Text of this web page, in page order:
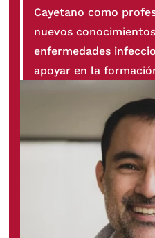
Cayetano como
nuevos
enfermedades
apoyar en la